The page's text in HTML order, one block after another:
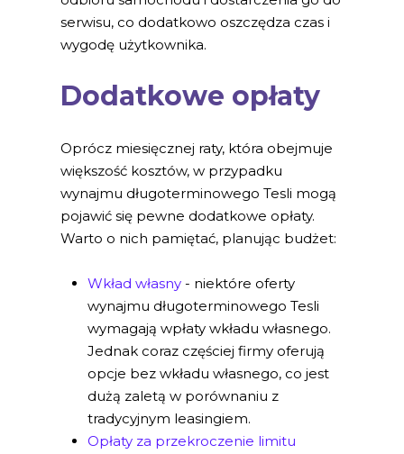
serwisu, co dodatkowo oszczędza czas i
wygodę użytkownika.
Dodatkowe opłaty
Oprócz miesięcznej raty, która obejmuje
większość kosztów, w przypadku
wynajmu długoterminowego Tesli mogą
pojawić się pewne dodatkowe opłaty.
Warto o nich pamiętać, planując budżet:
Wkład własny - niektóre oferty
wynajmu długoterminowego Tesli
wymagają wpłaty wkładu własnego.
Jednak coraz częściej firmy oferują
opcje bez wkładu własnego, co jest
dużą zaletą w porównaniu z
tradycyjnym leasingiem.
Opłaty za przekroczenie limitu